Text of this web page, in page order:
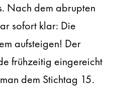
Nach dem abrupten
sofort klar: Die
aufsteigen! Der
frühzeitig eingereicht
dem Stichtag 15.